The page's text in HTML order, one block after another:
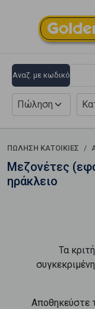
Αναζ. με κωδικό
Πώληση
ΠΏΛΗΣΗ ΚΑΤΟΙΚΊΕΣ
Μεζονέτες
ηράκλειο
Τα
Αποθηκεύστε